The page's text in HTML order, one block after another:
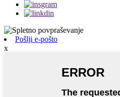
Pošlji e-pošto
x